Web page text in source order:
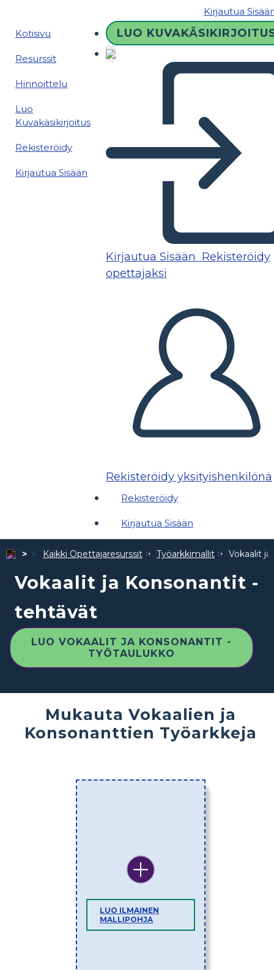
Kirjautua
Kotisivu
Resurssit
Hinnoittelu
Luo
Kuvakäsikirjoitus
Rekisteröidy
Kirjautua Sisään
LUO
Kirjautua Sisään Rekisteröidy
opettajaksi
Rekisteröidy yksityishenkilönä
Rekisteröidy
Kirjautua Sisään
Kaikki Opettajaresurssit Työarkkimallit Vokaalit
Vokaalit ja Konsonantit -
tehtävät
LUO VOKAALIT JA KONSONANTIT -
TYÖTAULUKKO
Mukauta Vokaalien ja
Konsonanttien Työarkkeja
LUO ILMAINEN
MALLIPOHJA